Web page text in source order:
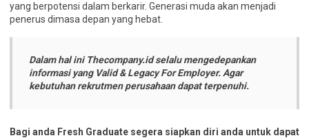
yang berpotensi dalam berkarir. Generasi muda akan menjadi
penerus dimasa depan yang hebat.
Dalam hal ini Thecompany.id selalu mengedepankan
informasi yang Valid & Legacy For Employer. Agar
kebutuhan rekrutmen perusahaan dapat terpenuhi.
Bagi anda Fresh Graduate segera siapkan diri anda untuk dapat